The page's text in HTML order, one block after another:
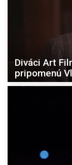
Diváci Art
pripomenú